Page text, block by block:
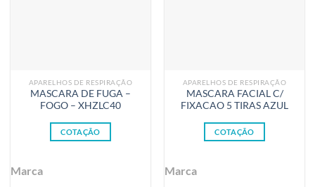
APARELHOS DE RESPIRAÇÃO
MASCARA DE FUGA –
FOGO – XHZLC40
COTAÇÃO
Marca
APARELHOS DE RESPIRAÇÃO
MASCARA FACIAL C/
FIXACAO 5 TIRAS AZUL
COTAÇÃO
Marca